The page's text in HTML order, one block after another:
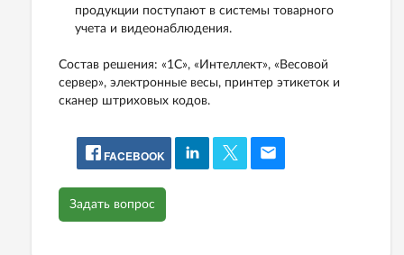
продукции поступают в системы товарного
учета и видеонаблюдения.
Состав решения: «1С», «Интеллект», «Весовой
сервер», электронные весы, принтер этикеток и
сканер штриховых кодов.
FACEBOOK
Задать вопрос